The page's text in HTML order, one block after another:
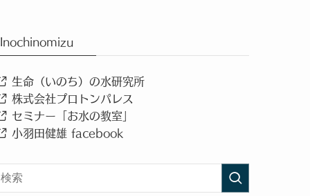
Inochinomizu
生命（いのち）の水研究所
株式会社プロトンパレス
セミナー「お水の教室」
小羽田健雄 facebook